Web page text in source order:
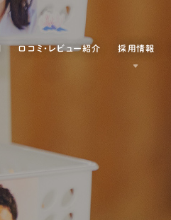
口コミ・レビュー紹介 採用情報